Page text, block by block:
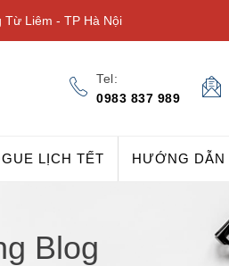
Từ Liêm - TP Hà Nội
Tel:
0983 837 989
LỊCH TẾT HƯỚNG DẪN
Blog